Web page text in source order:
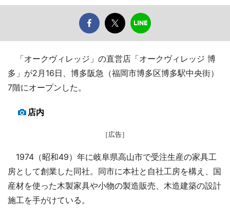
「オークヴィレッジ」の直営店「オークヴィレッジ 博
多」が2月16日、博多阪急（福岡市博多区博多駅中央街）
7階にオープンした。
店内
［広告］
1974（昭和49）年に岐阜県高山市で受注生産の家具工
房として創業した同社。同市に本社と自社工房を構え、国
産材を使った木製家具や小物の製造販売、木造建築の設計
施工を手がけている。